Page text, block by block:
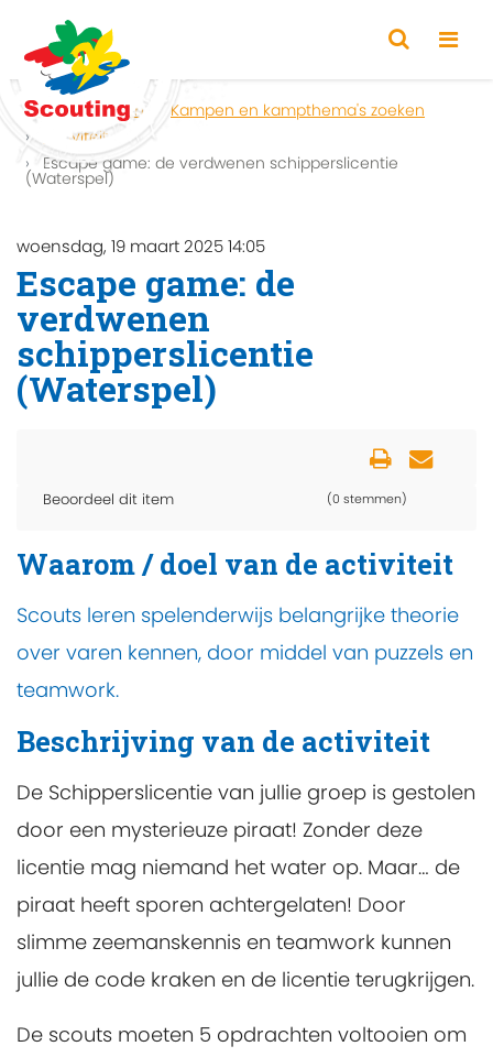
Home Zoeken
Kampen en kampthema's zoeken
Activiteit
Escape game: de verdwenen schipperslicentie
(Waterspel)
woensdag, 19 maart 2025 14:05
Escape game: de
verdwenen
schipperslicentie
(Waterspel)
Beoordeel dit item (0 stemmen)
Waarom / doel van de activiteit
Scouts leren spelenderwijs belangrijke theorie
over varen kennen, door middel van puzzels en
teamwork.
Beschrijving van de activiteit
De Schipperslicentie van jullie groep is gestolen
door een mysterieuze piraat! Zonder deze
licentie mag niemand het water op. Maar… de
piraat heeft sporen achtergelaten! Door
slimme zeemanskennis en teamwork kunnen
jullie de code kraken en de licentie terugkrijgen.
De scouts moeten 5 opdrachten voltooien om